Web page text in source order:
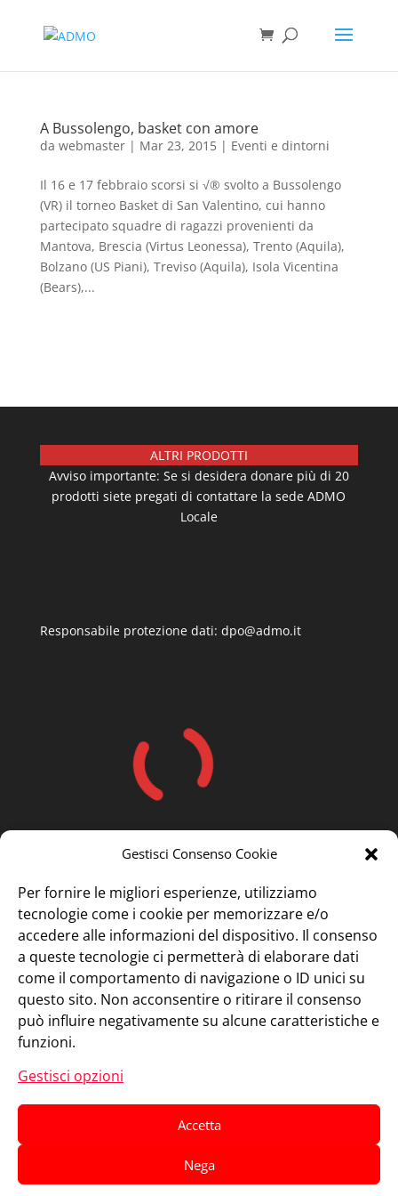
Gestisci Consenso Cookie
Per fornire le migliori esperienze, utilizziamo
tecnologie come i cookie per memorizzare e/o
accedere alle informazioni del dispositivo. Il consenso
a queste tecnologie ci permetterà di elaborare dati
come il comportamento di navigazione o ID unici su
questo sito. Non acconsentire o ritirare il consenso
può influire negativamente su alcune caratteristiche e
funzioni.
Gestisci opzioni
Accetta
Nega
A Bussolengo, basket con amore
da webmaster| Mar 23, 2015| Eventi e dintorni
Il 16 e 17 febbraio scorsi si √® svolto a Bussolengo
(VR) il torneo Basket di San Valentino, cui hanno
partecipato squadre di ragazzi provenienti da
Mantova, Brescia (Virtus Leonessa), Trento (Aquila),
Bolzano (US Piani), Treviso (Aquila), Isola Vicentina
(Bears),...
ALTRI PRODOTTI
Avviso importante: Se si desidera donare più di 20
prodotti siete pregati di contattare la sede ADMO
Locale
Responsabile protezione dati: dpo@admo.it
Progettato daElegant Themes| Sviluppato da